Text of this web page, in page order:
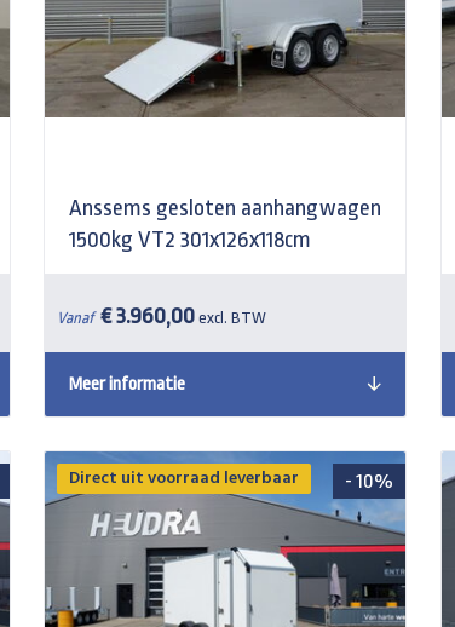
Anssems gesloten aanhangwagen
1500kg VT2 301x126x118cm
Vanaf € 3.960,00 excl. BTW
Meer informatie
Direct uit voorraad leverbaar - 10%